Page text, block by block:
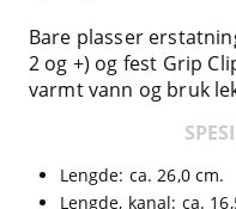
Bare plasser
2 og +) og fest Grip
varmt vann og bruk
Lengde: ca. 26,0 cm.
Lengde, kanal: ca.